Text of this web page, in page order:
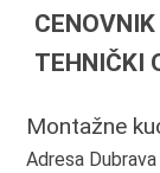
CENOVNIK
TEHNIČKI
Montažne
Adresa